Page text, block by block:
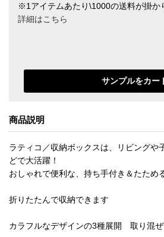
※1アイテムあたり\1000の送料が掛か
詳細はこちら
商品説明
ラティコ／収納ボックスは、リビングや
どで大活躍！
おしゃれで便利な、持ち手付き＆たため
折りたたんで収納できます
カラフルなデザインの3種展開 取り混